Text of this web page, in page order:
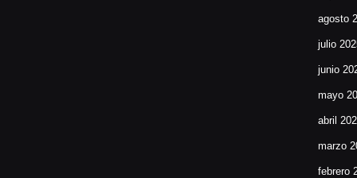
agosto
julio
junio
mayo
abril
marzo
febrero